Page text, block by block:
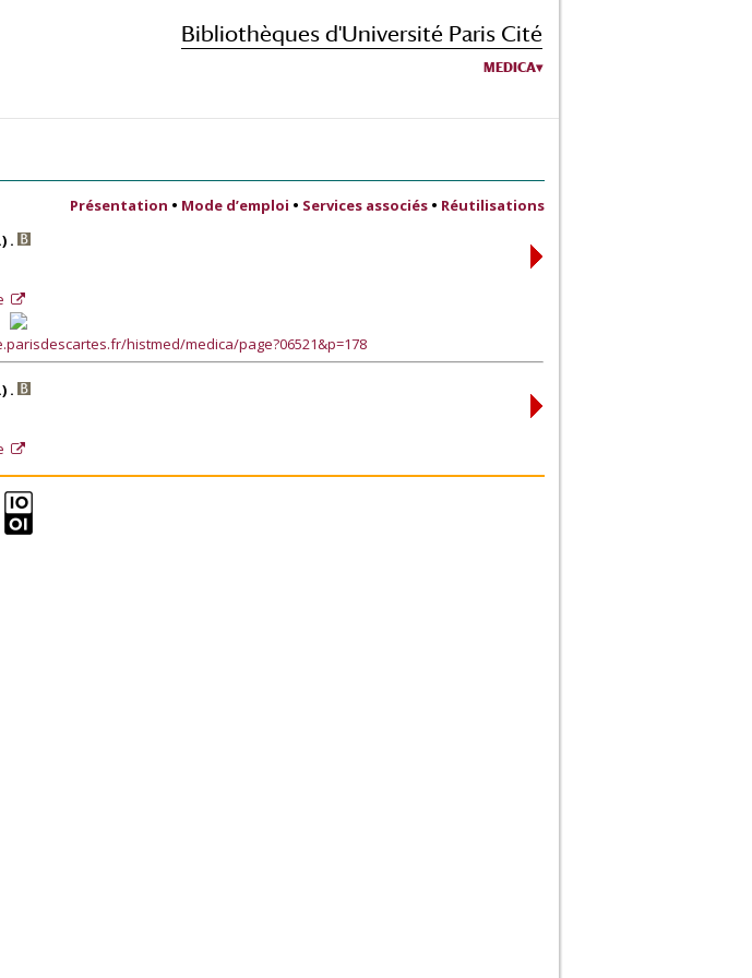
Bibliothèques d'Université Paris Cité
MEDICA
Présentation • Mode d’emploi • Services associés • Réutilisations
.
histmed/medica/page?06521&p=178
.